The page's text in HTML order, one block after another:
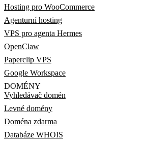
Hosting pro WooCommerce
Agenturní hosting
VPS pro agenta Hermes
OpenClaw
Paperclip VPS
Google Workspace
DOMÉNY
Vyhledávač domén
Levné domény
Doména zdarma
Databáze WHOIS